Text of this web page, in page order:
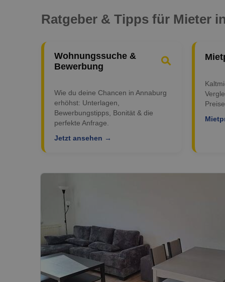
Ratgeber & Tipps für Mieter
Wohnungssuche &
Bewerbung
Wie du deine Chancen in Annaburg
erhöhst: Unterlagen,
Bewerbungstipps, Bonität & die
perfekte Anfrage.
Jetzt ansehen →